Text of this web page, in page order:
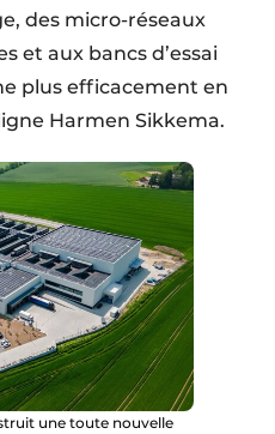
des micro-réseaux
et aux bancs d’essai
plus efficacement en
Harmen Sikkema.
une toute nouvelle